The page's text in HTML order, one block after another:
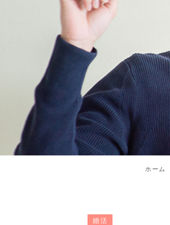
ホーム
婚活